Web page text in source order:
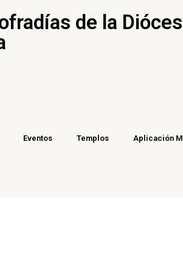
de la
Eventos Templos Aplicación